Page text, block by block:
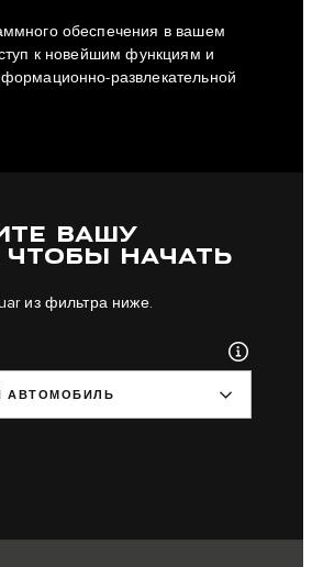
обеспечения в вашем
к новейшим функциям и
развлекательной
ВАШУ
ЧТОБЫ НАЧАТЬ
из фильтра ниже.
АВТОМОБИЛЬ